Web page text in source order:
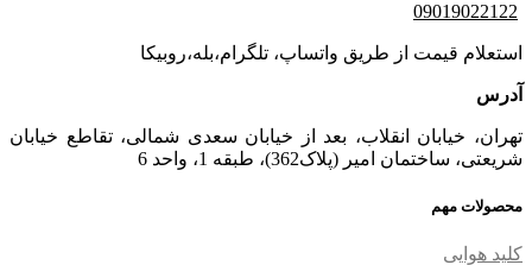
09019022122
استعلام قیمت از طریق واتساپ، تلگرام،بله،روبیکا
آدرس
تهران، خیابان انقلاب، بعد از خیابان سعدی شمالی، تقاطع خیابان
شریعتی، ساختمان امیر (پلاک362)، طبقه 1، واحد 6
محصولات مهم
کلید هوایی